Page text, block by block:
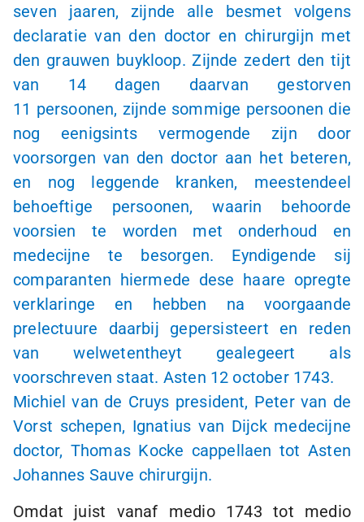
seven jaaren, zijnde alle besmet volgens
declaratie van den doctor en chirurgijn met
den grauwen buykloop. Zijnde zedert den tijt
van 14 dagen daarvan gestorven
11 persoonen, zijnde sommige persoonen die
nog eenigsints vermogende zijn door
voorsorgen van den doctor aan het beteren,
en nog leggende kranken, meestendeel
behoeftige persoonen, waarin behoorde
voorsien te worden met onderhoud en
medecijne te besorgen. Eyndigende sij
comparanten hiermede dese haare opregte
verklaringe en hebben na voorgaande
prelectuure daarbij gepersisteert en reden
van welwetentheyt gealegeert als
voorschreven staat. Asten 12 october 1743.
Michiel van de Cruys president, Peter van de
Vorst schepen, Ignatius van Dijck medecijne
doctor, Thomas Kocke cappellaen tot Asten
Johannes Sauve chirurgijn.
Omdat juist vanaf medio 1743 tot medio